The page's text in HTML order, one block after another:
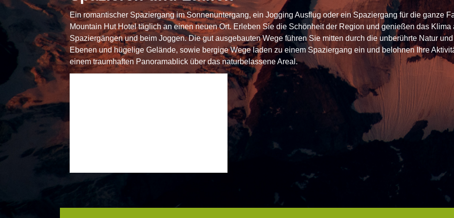
Ein romantischer Spaziergang im Sonnenuntergang, ein Jogging Ausflug oder ein Spaziergang für die ganze
Mountain Hut Hotel täglich an einen neuen Ort. Erleben Sie die Schönheit der Region und genießen das Klima
Spaziergängen und beim Joggen. Die gut ausgebauten Wege führen Sie mitten durch die unberührte Natur
Ebenen und hügelige Gelände, sowie bergige Wege laden zu einem Spaziergang ein und belohnen Ihre
einem traumhaften Panoramablick über das naturbelassene Areal.